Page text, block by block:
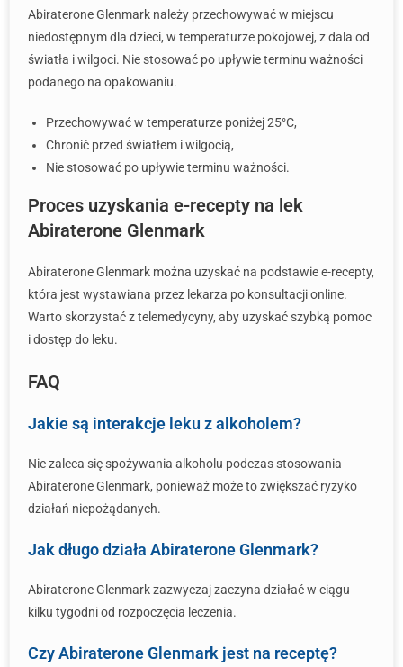
Abiraterone Glenmark należy przechowywać w miejscu
niedostępnym dla dzieci, w temperaturze pokojowej, z dala od
światła i wilgoci. Nie stosować po upływie terminu ważności
podanego na opakowaniu.
Przechowywać w temperaturze poniżej 25°C,
Chronić przed światłem i wilgocią,
Nie stosować po upływie terminu ważności.
Proces uzyskania e-recepty na lek
Abiraterone Glenmark
Abiraterone Glenmark można uzyskać na podstawie e-recepty,
która jest wystawiana przez lekarza po konsultacji online.
Warto skorzystać z telemedycyny, aby uzyskać szybką pomoc
i dostęp do leku.
FAQ
Jakie są interakcje leku z alkoholem?
Nie zaleca się spożywania alkoholu podczas stosowania
Abiraterone Glenmark, ponieważ może to zwiększać ryzyko
działań niepożądanych.
Jak długo działa Abiraterone Glenmark?
Abiraterone Glenmark zazwyczaj zaczyna działać w ciągu
kilku tygodni od rozpoczęcia leczenia.
Czy Abiraterone Glenmark jest na receptę?